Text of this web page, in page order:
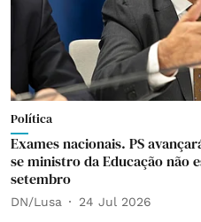
Política
Exames nacionais. PS
se ministro da Educação não
setembro
DN/Lusa 24 Jul 2026